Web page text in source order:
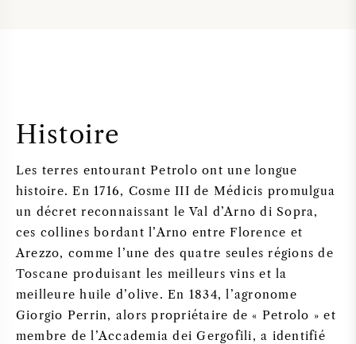
Histoire
Les terres entourant Petrolo ont une longue
histoire. En 1716, Cosme III de Médicis promulgua
un décret reconnaissant le Val d’Arno di Sopra,
ces collines bordant l’Arno entre Florence et
Arezzo, comme l’une des quatre seules régions de
Toscane produisant les meilleurs vins et la
meilleure huile d’olive. En 1834, l’agronome
Giorgio Perrin, alors propriétaire de « Petrolo » et
membre de l’Accademia dei Gergofili, a identifié